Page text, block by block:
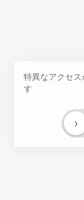
特異なアクセ
す
›